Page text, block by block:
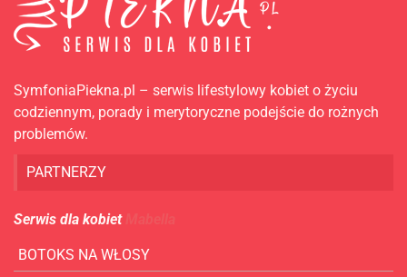
SymfoniaPiekna.pl – serwis lifestylowy kobiet o życiu
codziennym, porady i merytoryczne podejście do rożnych
problemów.
PARTNERZY
Serwis dla kobiet
BOTOKS NA WŁOSY